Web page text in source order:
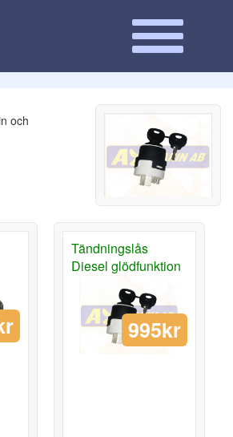
och
Tändningslås
Diesel glödfunktion
995kr